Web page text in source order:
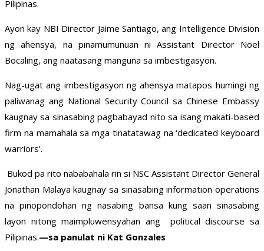
Pilipinas.
Ayon kay NBI Director Jaime Santiago, ang Intelligence Division
ng ahensya, na pinamumunuan ni Assistant Director Noel
Bocaling, ang naatasang manguna sa imbestigasyon.
Nag-ugat ang imbestigasyon ng ahensya matapos humingi ng
paliwanag ang National Security Council sa Chinese Embassy
kaugnay sa sinasabing pagbabayad nito sa isang makati-based
firm na mamahala sa mga tinatatawag na ‘dedicated keyboard
warriors’.
Bukod pa rito nababahala rin si NSC Assistant Director General
Jonathan Malaya kaugnay sa sinasabing information operations
na pinopondohan ng nasabing bansa kung saan sinasabing
layon nitong maimpluwensyahan ang political discourse sa
Pilipinas.—sa panulat ni Kat Gonzales